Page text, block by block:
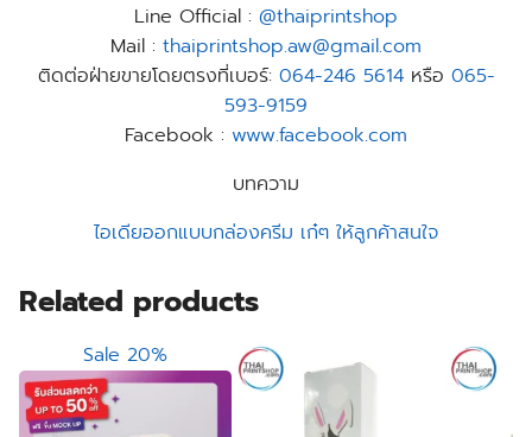
Line Official : @thaiprintshop
Mail : thaiprintshop.aw@gmail.com
ติดต่อฝ่ายขายโดยตรงที่เบอร์: 064-246 5614หรือ 065-
593-9159
Facebook : www.facebook.com
บทความ
ไอเดียออกแบบกล่องครีม เก๋ๆ ให้ลูกค้าสนใจ
Related products
Sale 20%